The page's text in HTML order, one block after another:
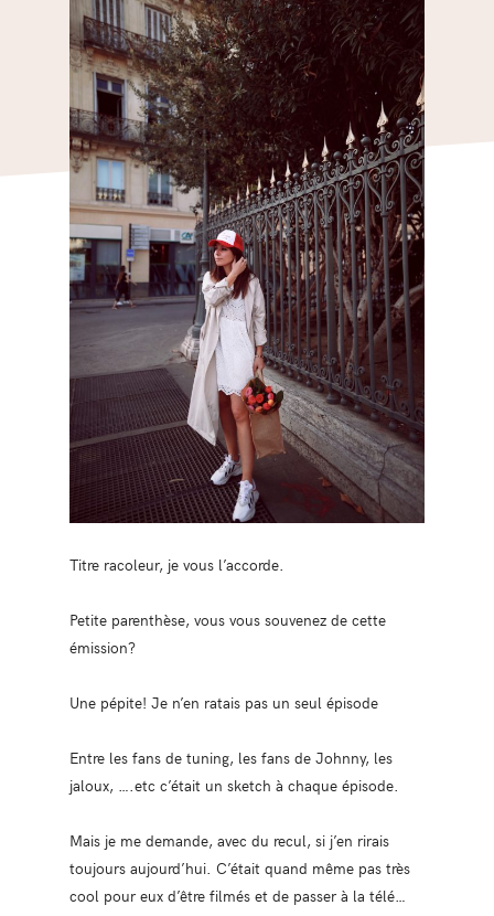
Titre racoleur, je vous l’accorde.
Petite parenthèse, vous vous souvenez de cette
émission?
Une pépite! Je n’en ratais pas un seul épisode
Entre les fans de tuning, les fans de Johnny, les
jaloux, ….etc c’était un sketch à chaque épisode.
Mais je me demande, avec du recul, si j’en rirais
toujours aujourd’hui. C’était quand même pas très
cool pour eux d’être filmés et de passer à la télé…